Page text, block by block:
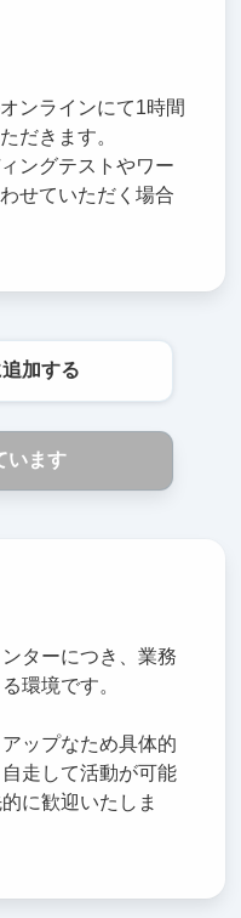
ンラインにて1時間
だきます。
ングテストやワー
せていただく場合
加する
います
ターにつき、業務
環境です。
ップなため具体的
走して活動が可能
に歓迎いたしま